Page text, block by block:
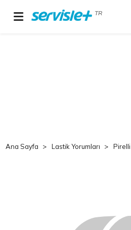
TR
Ana Sayfa Lastik Yorumları Pirelli